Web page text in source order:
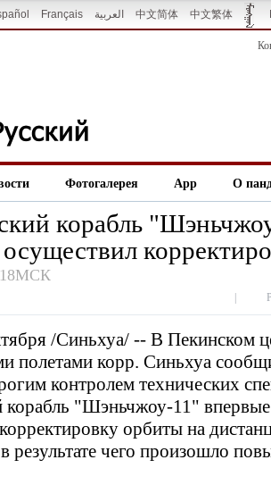
Français العربية 中文简体 中文繁体
Фотогалерея App О
корабль
/Синьхуа/ -- В Пекинском
полетами корр. Синьхуа
контролем технических
корабль "Шэньчжоу-11"
орбиты на
результате чего произошло